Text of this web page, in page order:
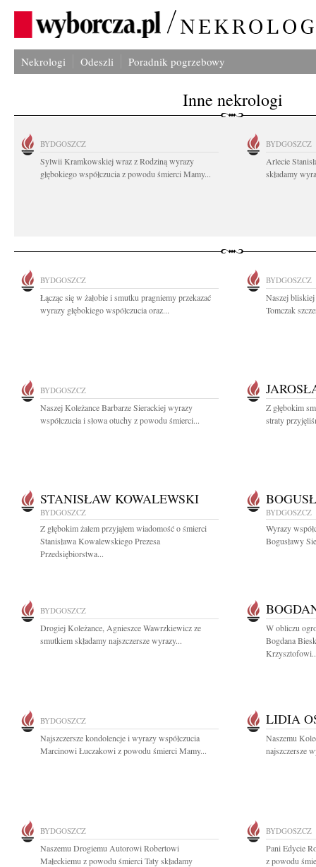
Nekrologi Odeszli Poradnik pogrzebowy
Inne nekrologi
BYDGOSZCZ
Sylwii Kramkowskiej wraz z Rodziną wyrazy
głębokiego współczucia z powodu śmierci Mamy...
BYDGOSZCZ
Arlecie
składamy
BYDGOSZCZ
Łącząc się w żałobie i smutku pragniemy przekazać
wyrazy głębokiego współczucia oraz...
BYDGOSZCZ
Naszej
Tomczak
BYDGOSZCZ
Naszej Koleżance Barbarze Sierackiej wyrazy
współczucia i słowa otuchy z powodu śmierci...
Z głębokim
straty
STANISŁAW KOWALEWSKI
BYDGOSZCZ
Z głębokim żalem przyjąłem wiadomość o śmierci
Stanisława Kowalewskiego Prezesa
Przedsiębiorstwa...
BYDGOSZCZ
Wyrazy
Bogusławy
BYDGOSZCZ
Drogiej Koleżance, Agnieszce Wawrzkiewicz ze
smutkiem składamy najszczersze wyrazy...
W obliczu
Bogdana
BYDGOSZCZ
Najszczersze kondolencje i wyrazy współczucia
Marcinowi Łuczakowi z powodu śmierci Mamy...
LIDIA
Naszemu
najszczersze
BYDGOSZCZ
Naszemu Drogiemu Autorowi Robertowi
Małeckiemu z powodu śmierci Taty składamy
BYDGOSZCZ
Pani Edycie
z powodu